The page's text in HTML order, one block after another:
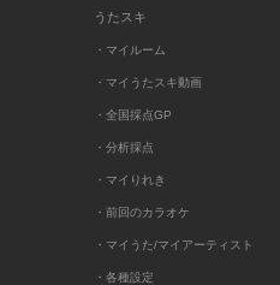
うたスキ
・マイルーム
・マイうたスキ動画
・全国採点GP
・分析採点
・マイりれき
・前回のカラオケ
・マイうた/マイアーティスト
・各種設定